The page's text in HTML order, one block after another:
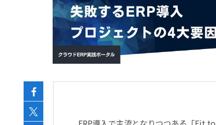
会計
経営／業績管理
サプライチェーン／生産管理
CRM／営業支援／Eコマース
データ分析／BI